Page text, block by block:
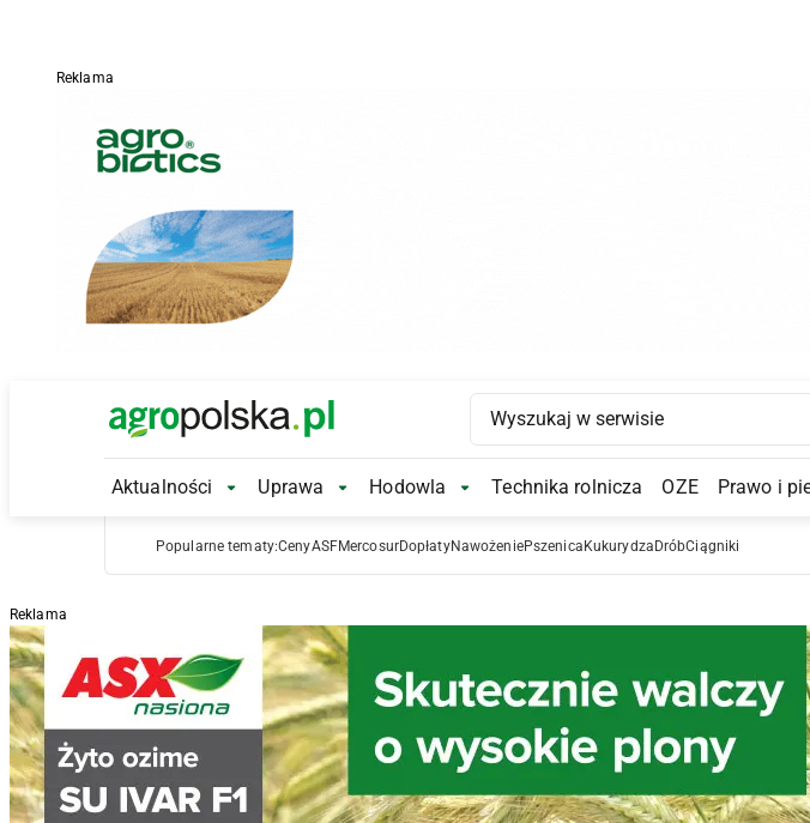
Reklama
Main Logo
Main
Aktualności Aktualności Submenu
Uprawa Uprawa Submenu
Hodowla Hodowla Submenu
Technika rolnicza OZE Prawo i
Popularne tematy:CenyASFMercosurDopłatyNawożeniePszenica Kukurydza DróbCiągniki
Reklama